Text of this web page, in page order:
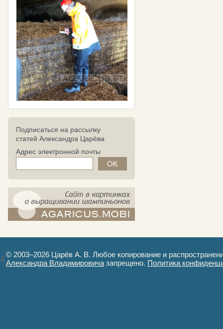
Подписаться на рассылку
статей Александра Царёва
Адрес электронной почты
© 2003–2026 Царёв А. В. Любое копирование и
Александра Владимировича запрещено. Политика
Авторизация